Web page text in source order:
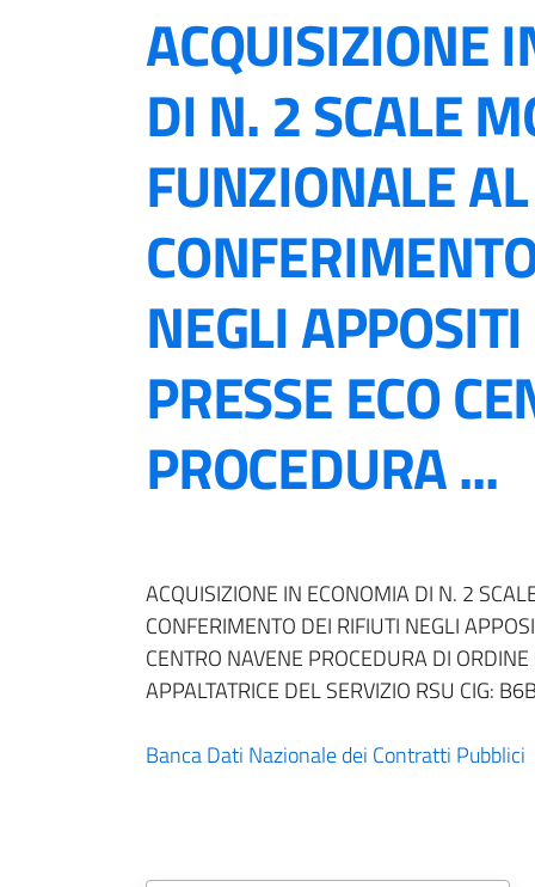
ACQUISIZIONE
DI N. 2 SCALE
FUNZIONALE AL
NEGLI
PRESSE ECO
PROCEDURA ...
ACQUISIZIONE IN ECONOMIA DI N. 2
CONFERIMENTO DEI RIFIUTI NEGLI
CENTRO NAVENE PROCEDURA DI
APPALTATRICE DEL SERVIZIO RSU CIG:
Banca Dati Nazionale dei Contratti Pubblici